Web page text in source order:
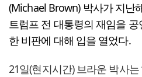
(Michael Brown) 박사가 지난
트럼프 전 대통령의 재임을
한 비판에 대해 입을 열었다.
21일(현지시간) 브라운 박사는